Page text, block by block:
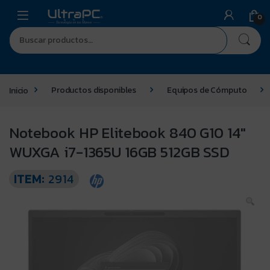
0
Inicio Productos disponibles Equipos de Cómputo
Notebook HP Elitebook 840 G10 14″
WUXGA i7-1365U 16GB 512GB SSD
ITEM: 2914